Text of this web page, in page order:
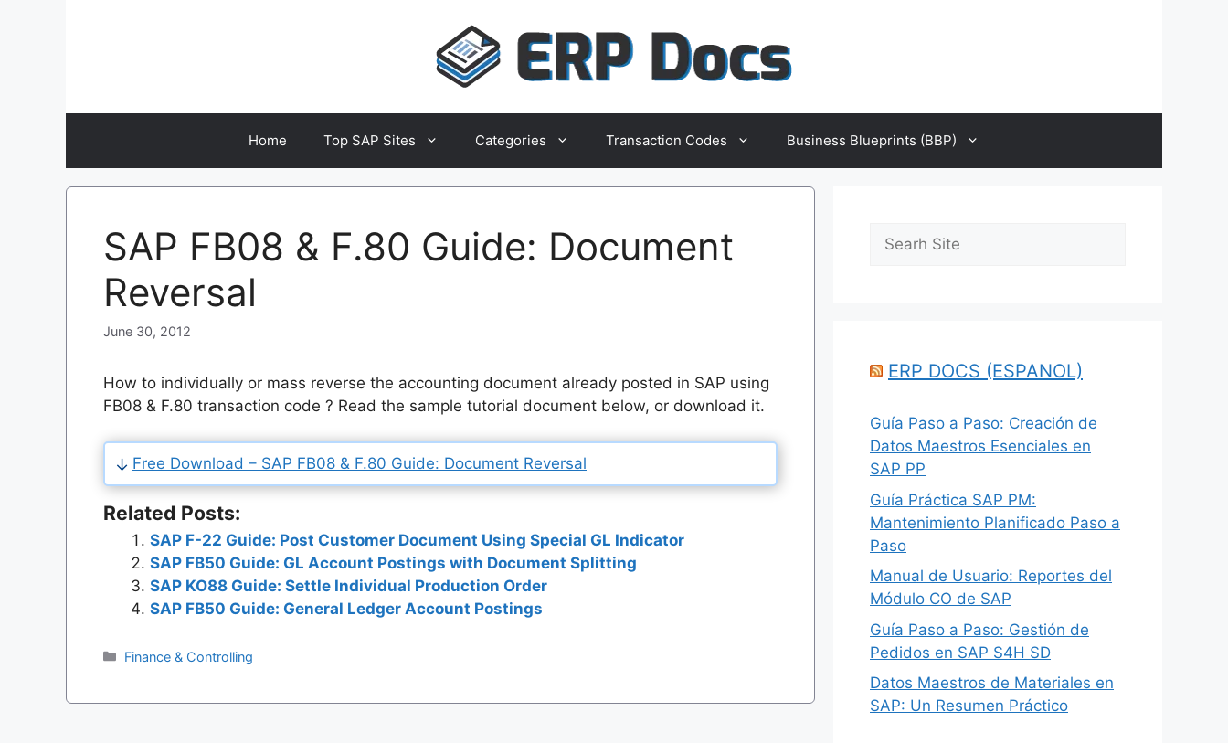
Home Top SAP Sites Categories Transaction Codes Business Blueprints (BBP)
SAP FB08 & F.80 Guide: Document
Reversal
June 30, 2012
How to individually or mass reverse the accounting document already posted in SAP using
FB08 & F.80 transaction code ? Read the sample tutorial document below, or download it.
Free Download – SAP FB08 & F.80 Guide: Document Reversal
Related Posts:
SAP F-22 Guide: Post Customer Document Using Special GL Indicator
SAP FB50 Guide: GL Account Postings with Document Splitting
SAP KO88 Guide: Settle Individual Production Order
SAP FB50 Guide: General Ledger Account Postings
Categories
Finance & Controlling
Search
ERP DOCS (ESPANOL)
Guía Paso a Paso: Creación de
Datos Maestros Esenciales en
SAP PP
Guía Práctica SAP PM:
Mantenimiento Planificado Paso a
Paso
Manual de Usuario: Reportes del
Módulo CO de SAP
Guía Paso a Paso: Gestión de
Pedidos en SAP S4H SD
Datos Maestros de Materiales en
SAP: Un Resumen Práctico